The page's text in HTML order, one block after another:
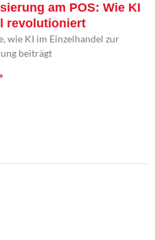
am POS: Wie KI
revolutioniert
wie KI im Einzelhandel zur
beiträgt